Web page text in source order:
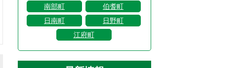
南部町
伯耆町
日南町
日野町
江府町